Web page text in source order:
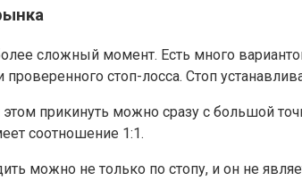
сложный момент. Есть много
стоп-лосса. Стоп
прикинуть можно сразу с большой
соотношение 1:1.
можно не только по стопу, и он не